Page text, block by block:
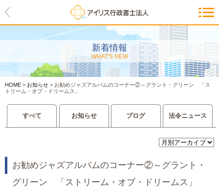
新着情報
WHAT'S NEW
HOME > お知らせ > お勧めジャズアルバムのコーナー②～グラント・グリーン 「ス
トリーム・オブ・ドリームス」
すべて お知らせ ブログ 法令ニュース
お勧めジャズアルバムのコーナー②～グラント・
グリーン 「ストリーム・オブ・ドリームス」
HOME
アイリスの紹介
代表ご挨拶・経営理念・アイリス
のお約束
会社概要・アクセスマップ
サービス一覧
入管等外国人各種手続き
建設業許可申請
会社設立・独立のお手伝い